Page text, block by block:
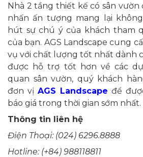
Nhà 2 tầng thiết kế có sân vườn
nhấn ấn tượng mang lại
hút sự chú ý của khách tham
của bạn. AGS Landscape cung
vụ với chất lượng tốt nhất dành
được hỗ trợ tốt hơn về các
quan sân vườn, quý khách
đơn vị AGS Landscape để
báo giá trong thời gian sớm nhất.
Thông tin liên hệ
Điện Thoại: (024) 6296.8888
Hotline: (+84) 988118811